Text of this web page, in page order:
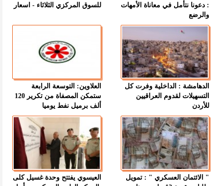
: دعونا نتأمل في معاناة الأمهات
والرضع
للسوق المركزي الثلاثاء - اسعار
الدهامشة : الداخلية وفرت كل
التسهيلات لقدوم العراقيين
للأردن
العلاوين: التوسعة الرابعة
ستمكن المصفاة من تكرير 120
ألف برميل نفط يوميا
" الائتمان العسكري " : تمويل
العيسوي يفتتح وحدة غسيل كلى